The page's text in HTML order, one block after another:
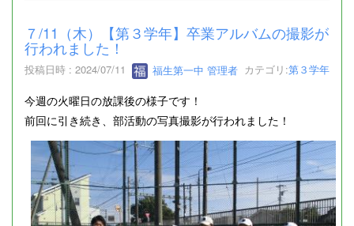
７/11（木）【第３学年】卒業アルバムの撮影が
行われました！
投稿日時 : 2024/07/11 福生第一中 管理者 カテゴリ:第３学年
今週の火曜日の放課後の様子です！
前回に引き続き、部活動の写真撮影が行われました！